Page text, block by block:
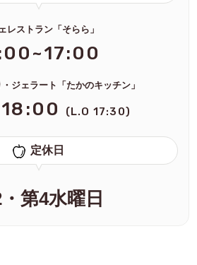
レストラン「そらら」
ジェラート「たかのキッチン」
(L.O 17:30)
定休日
第4水曜日